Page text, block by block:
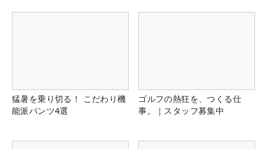
猛暑を乗り切る！ こだわり機
能派パンツ4選
ゴルフの熱狂を、つくる仕
事。｜スタッフ募集中